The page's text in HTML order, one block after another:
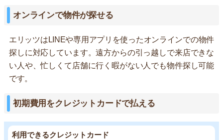
オンラインで物件が探せる
エリッツはLINEや専用アプリを使ったオンラインでの物件
探しに対応しています。遠方からの引っ越しで来店できな
い人や、忙しくて店舗に行く暇がない人でも物件探し可能
です。
初期費用をクレジットカードで払える
利用できるクレジットカード